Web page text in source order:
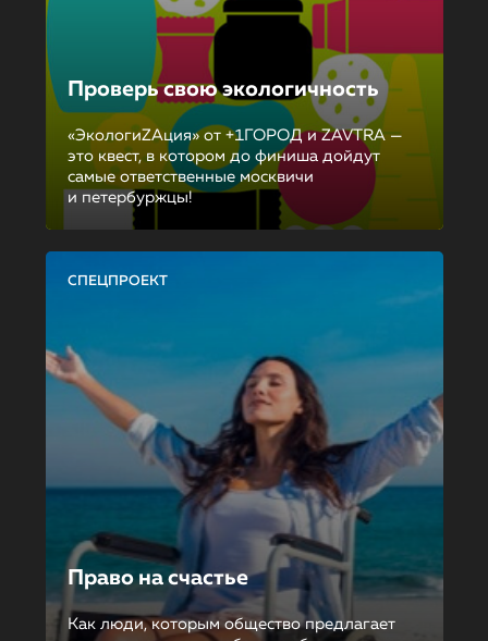
Проверь свою экологичность
«ЭкологиZAция» от +1ГОРОД и ZAVTRA —
это квест, в котором до финиша дойдут
самые ответственные москвичи
и петербуржцы!
СПЕЦПРОЕКТ
Право на счастье
Как люди, которым общество предлагает